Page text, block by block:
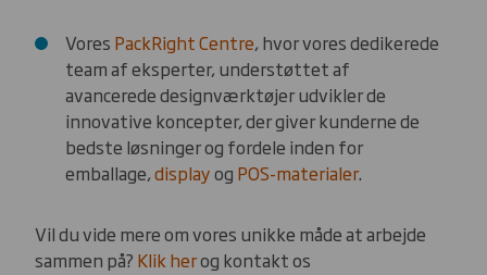
Vores PackRight Centre, hvor vores dedikerede
team af eksperter, understøttet af
avancerede designværktøjer udvikler de
innovative koncepter, der giver kunderne de
bedste løsninger og fordele inden for
emballage,displayog POS-materialer.
Vil du vide mere om vores unikke måde at arbejde
sammen på? Klik herog kontakt os